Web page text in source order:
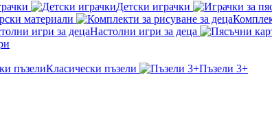
Детски играчки
материали
Настолни игри за деца
Класически пъзели
Пъзели 3+